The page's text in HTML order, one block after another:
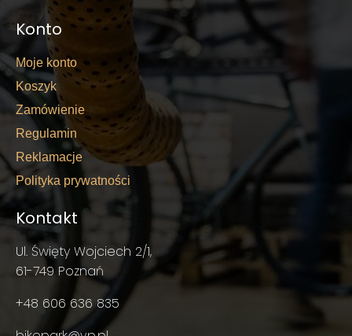
Konto
Moje konto
Koszyk
Zamówienie
Regulamin
Reklamacje
Polityka prywatności
Kontakt
Ul. Święty Wojciech 2/1,
61-749 Poznań
+48 606 636 835